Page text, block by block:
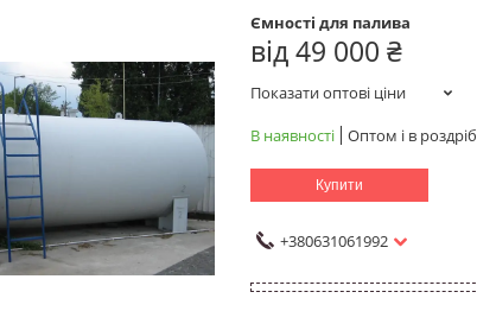
Ємності для палива
від49 000 ₴
Показати оптові ціни
В наявності
Оптом і в роздріб
Купити
+380631061992